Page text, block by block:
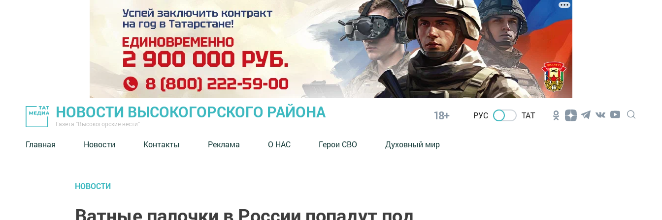
НОВОСТИ ВЫСОКОГОРСКОГО РАЙОНА
Газета "Высокогорские вести"
18+ РУС ТАТ
Главная Новости Контакты Реклама О НАС Герои СВО Духовный мир
НОВОСТИ
Ватные палочки в России попадут под